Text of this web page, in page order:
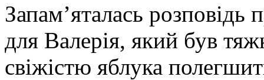
Запам’яталась розповідь
для Валерія, який був
свіжістю яблука